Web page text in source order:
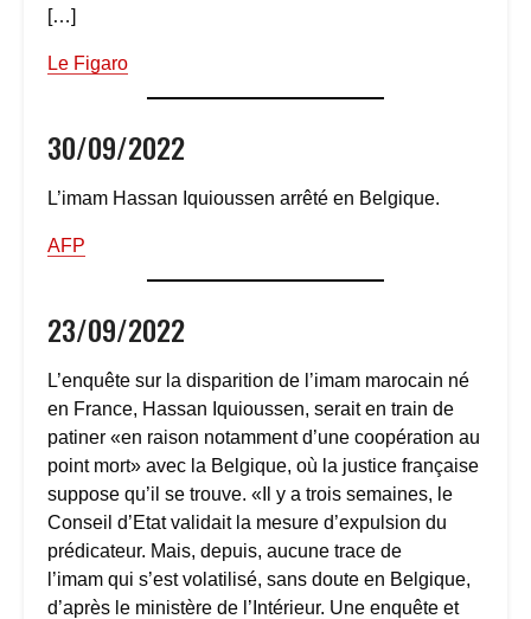
[…]
Le Figaro
30/09/2022
L’imam Hassan Iquioussen arrêté en Belgique.
AFP
23/09/2022
L’enquête sur la disparition de l’imam marocain né
en France, Hassan Iquioussen, serait en train de
patiner «en raison notamment d’une coopération au
point mort» avec la Belgique, où la justice française
suppose qu’il se trouve. «Il y a trois semaines, le
Conseil d’Etat validait la mesure d’expulsion du
prédicateur. Mais, depuis, aucune trace de
l’imam qui s’est volatilisé, sans doute en Belgique,
d’après le ministère de l’Intérieur. Une enquête et